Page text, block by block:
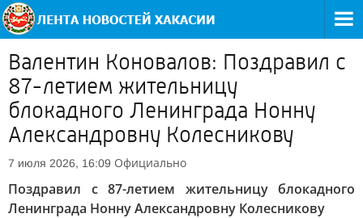
Валентин Коновалов: Поздравил с
87-летием жительницу
блокадного Ленинграда Нонну
Александровну Колесникову
7 июля 2026, 16:09 Официально
Поздравил с 87-летием жительницу блокадного
Ленинграда Нонну Александровну Колесникову